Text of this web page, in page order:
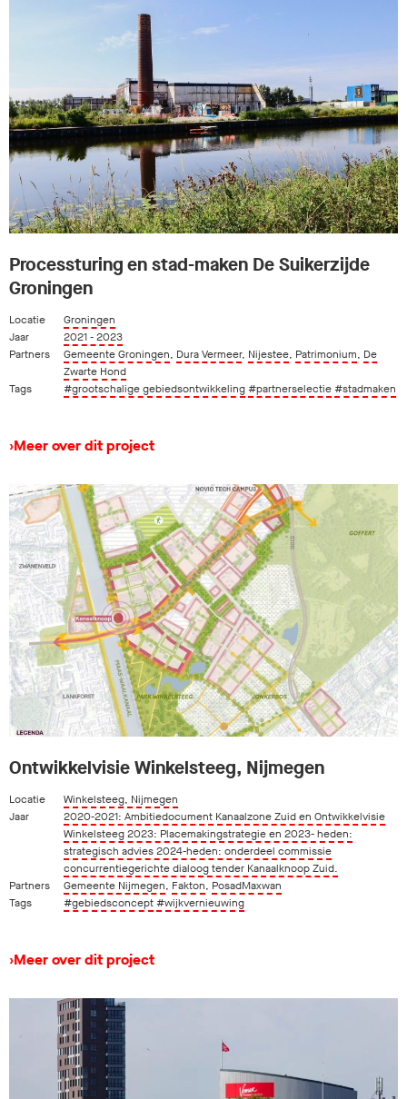
Processturing en stad-maken De Suikerzijde
Groningen
Locatie
Groningen
Jaar
2021 - 2023
Partners
Gemeente Groningen, Dura Vermeer, Nijestee, Patrimonium, De
Zwarte Hond
Tags
#grootschalige gebiedsontwikkeling#partnerselectie#stadmaken
›Meer over dit project
Ontwikkelvisie Winkelsteeg, Nijmegen
Locatie
Winkelsteeg, Nijmegen
Jaar
2020-2021: Ambitiedocument Kanaalzone Zuid en Ontwikkelvisie
Winkelsteeg 2023: Placemakingstrategie en 2023- heden:
strategisch advies 2024-heden: onderdeel commissie
concurrentiegerichte dialoog tender Kanaalknoop Zuid.
Partners
Gemeente Nijmegen, Fakton, PosadMaxwan
Tags
#gebiedsconcept#wijkvernieuwing
›Meer over dit project